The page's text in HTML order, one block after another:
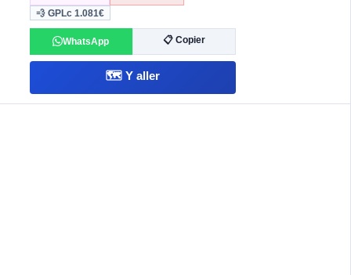
💨 GPLc1.081€
WhatsApp 📋 Copier
🗺️ Y aller